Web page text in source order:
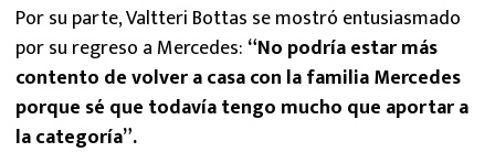
Por su parte, Valtteri Bottas se mostró entusiasmado
por su regreso a Mercedes: “No podría estar más
contento de volver a casa con la familia Mercedes
porque sé que todavía tengo mucho que aportar a
la categoría”.